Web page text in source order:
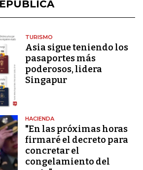
TURISMO
Asia sigue teniendo los
pasaportes más
poderosos, lidera
Singapur
HACIENDA
"En las próximas horas
firmaré el decreto para
concretar el
congelamiento del